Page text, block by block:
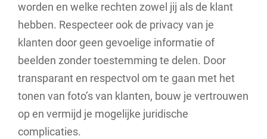
worden en welke rechten zowel jij als de klant
hebben. Respecteer ook de privacy van je
klanten door geen gevoelige informatie of
beelden zonder toestemming te delen. Door
transparant en respectvol om te gaan met het
tonen van foto’s van klanten, bouw je vertrouwen
op en vermijd je mogelijke juridische
complicaties.